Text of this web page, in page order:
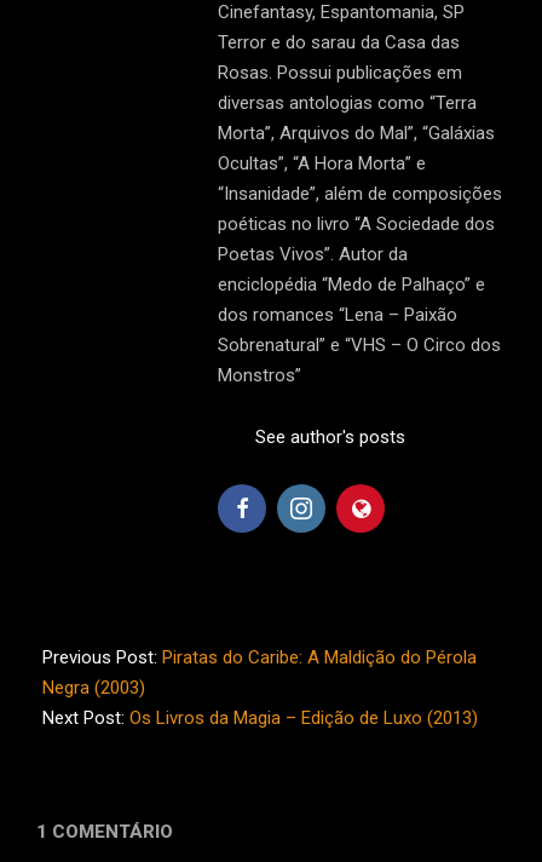
Cinefantasy, Espantomania, SP
Terror e do sarau da Casa das
Rosas. Possui publicações em
diversas antologias como “Terra
Morta”, Arquivos do Mal”, “Galáxias
Ocultas”, “A Hora Morta” e
“Insanidade”, além de composições
poéticas no livro “A Sociedade dos
Poetas Vivos”. Autor da
enciclopédia “Medo de Palhaço” e
dos romances “Lena – Paixão
Sobrenatural” e “VHS – O Circo dos
Monstros”
See author's posts
06-
14
Previous Post: Piratas do Caribe: A Maldição do Pérola
Negra (2003)
Next Post: Os Livros da Magia – Edição de Luxo (2013)
1 COMENTÁRIO